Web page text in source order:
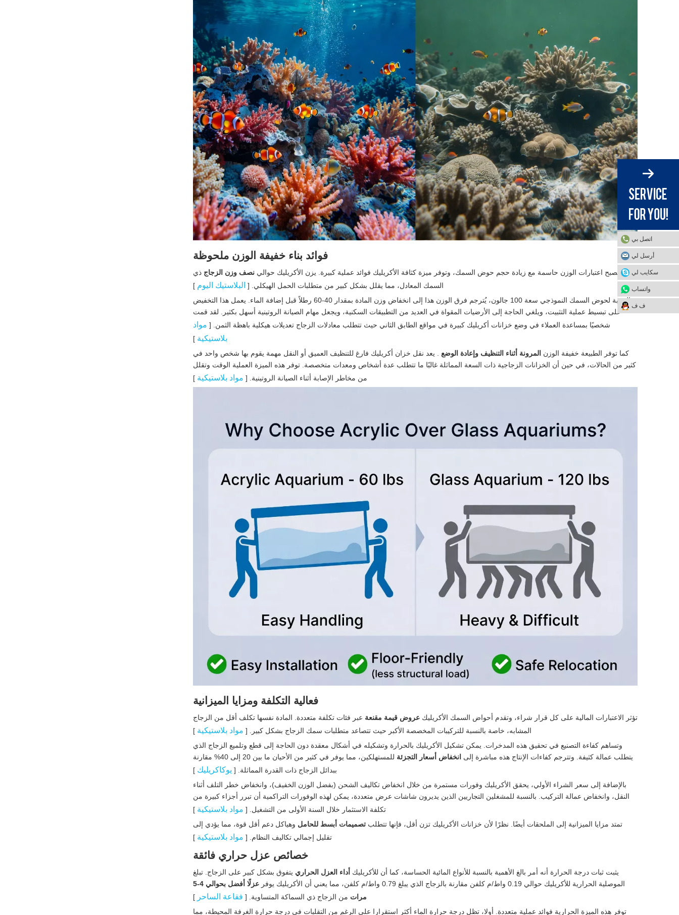
فوائد بناء خفيفة الوزن ملحوظة
تصبح اعتبارات الوزن حاسمة مع زيادة حجم حوض السمك، وتوفر ميزة كثافة الأكريليك فوائد عملية كبيرة. يزن الأكريليك حوالي نصف وزن الزجاج ذي
السمك المعادل، مما يقلل بشكل كبير من متطلبات الحمل الهيكلي. [ البلاستيك اليوم ]
بالنسبة لحوض السمك النموذجي سعة 100 جالون، يُترجم فرق الوزن هذا إلى انخفاض وزن المادة بمقدار 40-60 رطلاً قبل إضافة الماء. يعمل هذا التخفيض
على تبسيط عملية التثبيت، ويلغي الحاجة إلى الأرضيات المقواة في العديد من التطبيقات السكنية، ويجعل مهام الصيانة الروتينية أسهل بكثير. لقد قمت
شخصيًا بمساعدة العملاء في وضع خزانات أكريليك كبيرة في مواقع الطابق الثاني حيث تتطلب معادلات الزجاج تعديلات هيكلية باهظة الثمن. [ مواد
بلاستيكية ]
كما توفر الطبيعة خفيفة الوزن المرونة أثناء التنظيف وإعادة الوضع . يعد نقل خزان أكريليك فارغ للتنظيف العميق أو النقل مهمة يقوم بها شخص واحد في
كثير من الحالات، في حين أن الخزانات الزجاجية ذات السعة المماثلة غالبًا ما تتطلب عدة أشخاص ومعدات متخصصة. توفر هذه الميزة العملية الوقت وتقلل
من مخاطر الإصابة أثناء الصيانة الروتينية. [ مواد بلاستيكية ]
فعالية التكلفة ومزايا الميزانية
تؤثر الاعتبارات المالية على كل قرار شراء، وتقدم أحواض السمك الأكريليك عروض قيمة مقنعة عبر فئات تكلفة متعددة. المادة نفسها تكلف أقل من الزجاج
المشابه، خاصة بالنسبة للتركيبات المخصصة الأكبر حيث تتصاعد متطلبات سمك الزجاج بشكل كبير. [ مواد بلاستيكية ]
وتساهم كفاءة التصنيع في تحقيق هذه المدخرات. يمكن تشكيل الأكريليك بالحرارة وتشكيله في أشكال معقدة دون الحاجة إلى قطع وتلميع الزجاج الذي
يتطلب عمالة كثيفة. وتترجم كفاءات الإنتاج هذه مباشرة إلى انخفاض أسعار التجزئة
للمستهلكين، مما يوفر في كثير من الأحيان ما بين 20 إلى 40% مقارنة
ببدائل الزجاج ذات القدرة المماثلة. [ يوكاكريليك ]
بالإضافة إلى سعر الشراء الأولي، يحقق الأكريليك وفورات مستمرة من خلال انخفاض تكاليف الشحن (بفضل الوزن الخفيف)، وانخفاض خطر التلف أثناء
النقل، وانخفاض عمالة التركيب. بالنسبة للمشغلين التجاريين الذين يديرون شاشات عرض متعددة، يمكن لهذه الوفورات التراكمية أن تبرر أجزاء كبيرة من
تكلفة الاستثمار خلال السنة الأولى من التشغيل. [ مواد بلاستيكية ]
تمتد مزايا الميزانية إلى الملحقات أيضًا. نظرًا لأن خزانات الأكريليك تزن أقل، فإنها تتطلب تصميمات أبسط للحامل وهياكل دعم أقل قوة، مما يؤدي إلى
تقليل إجمالي تكاليف النظام. [ مواد بلاستيكية ]
خصائص عزل حراري فائقة
يثبت ثبات درجة الحرارة أنه أمر بالغ الأهمية بالنسبة للأنواع المائية الحساسة، كما أن للأكريليك أداء العزل الحراري يتفوق بشكل كبير على الزجاج. تبلغ
الموصلية الحرارية للأكريليك حوالي 0.19 واط/م كلفن مقارنة بالزجاج الذي يبلغ 0.79 واط/م كلفن، مما يعني أن الأكريليك يوفر
عزلًا أفضل بحوالي 4-5
مرات من الزجاج ذي السماكة المتساوية. [ فقاعة الساحر ]
توفر هذه الميزة الحرارية فوائد عملية متعددة. أولا، تظل درجة حرارة الماء أكثر استقرارا على الرغم من التقلبات في درجة حرارة الغرفة المحيطة، مما
اتصل بي
أرسل لي
سكايب لي
واتساب
ف ف